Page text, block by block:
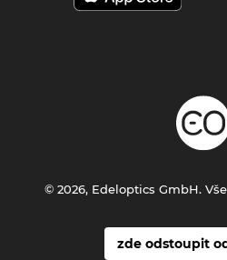
zde odstoupit
© 2026, Edeloptics GmbH.